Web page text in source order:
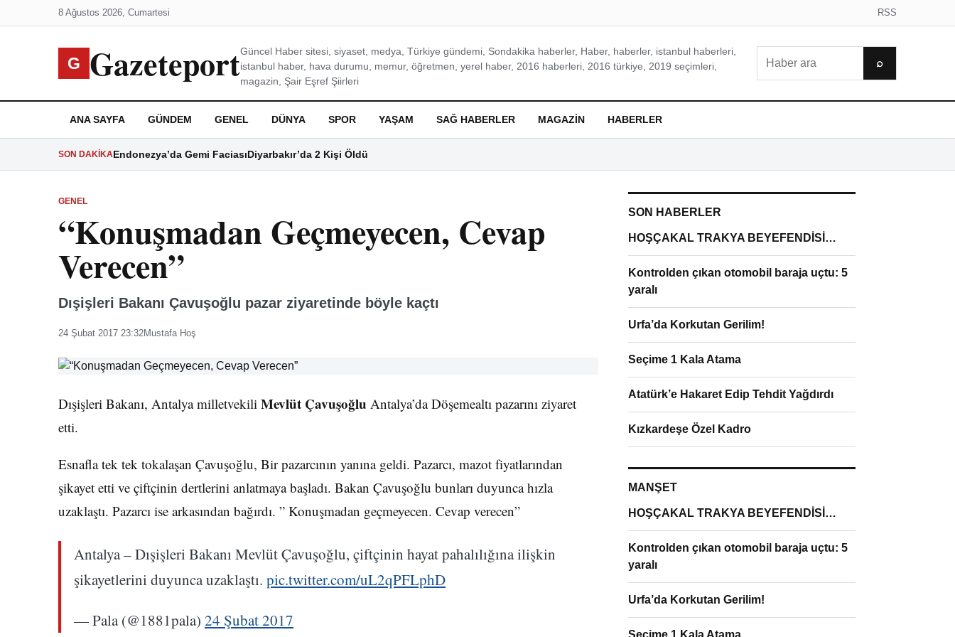
8 Ağustos 2026, Cumartesi RSS
G GazeteportGüncel Haber sitesi, siyaset, medya, Türkiye gündemi, Sondakika haberler, Haber, haberler, istanbul haberleri,
istanbul haber, hava durumu, memur, öğretmen, yerel haber, 2016 haberleri, 2016 türkiye, 2019 seçimleri,
magazin, Şair Eşref Şiirleri
⌕
ANA SAYFA GÜNDEM GENEL DÜNYA SPOR YAŞAM SAĞ HABERLER MAGAZIN HABERLER
SON DAKIKAEndonezya’da Gemi FaciasıDiyarbakır’da 2 Kişi Öldü
GENEL
“Konuşmadan Geçmeyecen, Cevap
Verecen”
Dışişleri Bakanı Çavuşoğlu pazar ziyaretinde böyle kaçtı
24 Şubat 2017 23:32Mustafa Hoş
Dışişleri Bakanı, Antalya milletvekili Mevlüt Çavuşoğlu Antalya’da Döşemealtı pazarını ziyaret
etti.
Esnafla tek tek tokalaşan Çavuşoğlu, Bir pazarcının yanına geldi. Pazarcı, mazot fiyatlarından
şikayet etti ve çiftçinin dertlerini anlatmaya başladı. Bakan Çavuşoğlu bunları duyunca hızla
uzaklaştı. Pazarcı ise arkasından bağırdı. ” Konuşmadan geçmeyecen. Cevap verecen”
Antalya – Dışişleri Bakanı Mevlüt Çavuşoğlu, çiftçinin hayat pahalılığına ilişkin
şikayetlerini duyunca uzaklaştı. pic.twitter.com/uL2qPFLphD
— Pala (@1881pala) 24 Şubat 2017
SON HABERLER
HOŞÇAKAL TRAKYA BEYEFENDİSİ…
Kontrolden çıkan otomobil baraja uçtu: 5
yaralı
Urfa’da Korkutan Gerilim!
Seçime 1 Kala Atama
Atatürk’e Hakaret Edip Tehdit Yağdırdı
Kızkardeşe Özel Kadro
MANŞET
HOŞÇAKAL TRAKYA BEYEFENDİSİ…
Kontrolden çıkan otomobil baraja uçtu: 5
yaralı
Urfa’da Korkutan Gerilim!
Seçime 1 Kala Atama